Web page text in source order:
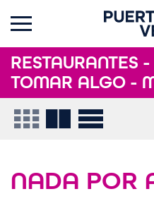
RESTAURANTES
TOMAR ALGO -
NADA POR